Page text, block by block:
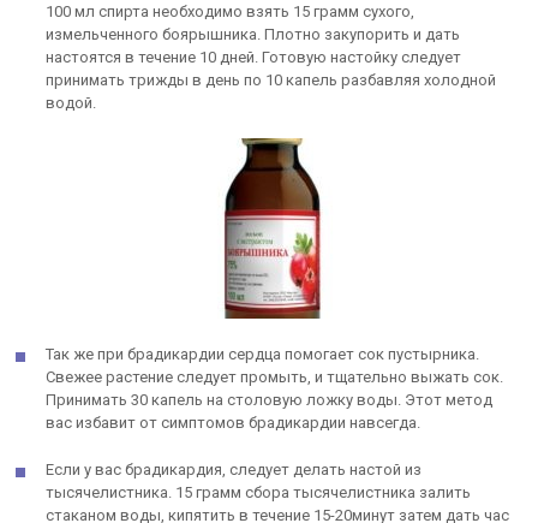
100 мл спирта необходимо взять 15 грамм сухого,
измельченного боярышника. Плотно закупорить и дать
настоятся в течение 10 дней. Готовую настойку следует
принимать трижды в день по 10 капель разбавляя холодной
водой.
Так же при брадикардии сердца помогает сок пустырника.
Свежее растение следует промыть, и тщательно выжать сок.
Принимать 30 капель на столовую ложку воды. Этот метод
вас избавит от симптомов брадикардии навсегда.
Если у вас брадикардия, следует делать настой из
тысячелистника. 15 грамм сбора тысячелистника залить
стаканом воды, кипятить в течение 15-20минут затем дать час